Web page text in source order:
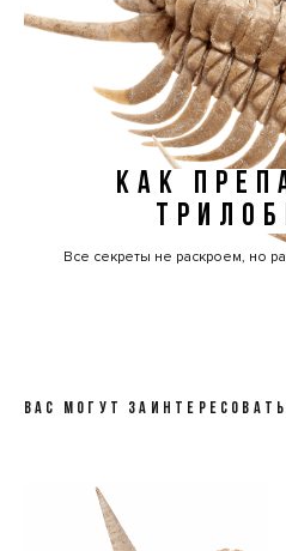
КАК
Все секреты не раскроем, но
ВАС МОГУТ ЗАИНТЕРЕСОВАТЬ